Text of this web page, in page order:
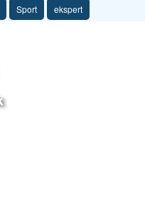
Sport ekspert